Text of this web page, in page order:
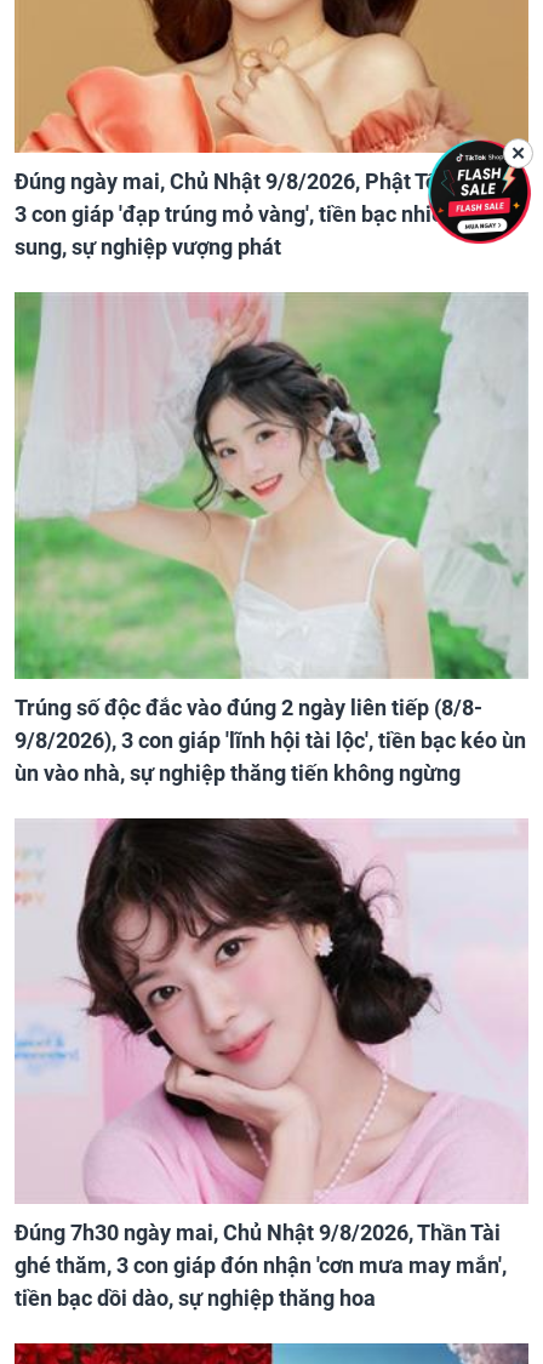
Đúng ngày mai, Chủ Nhật 9/8/2026, Phật Tổ che chở
3 con giáp 'đạp trúng mỏ vàng', tiền bạc nhiều như lá
sung, sự nghiệp vượng phát
Trúng số độc đắc vào đúng 2 ngày liên tiếp (8/8-
9/8/2026), 3 con giáp 'lĩnh hội tài lộc', tiền bạc kéo ùn
ùn vào nhà, sự nghiệp thăng tiến không ngừng
Đúng 7h30 ngày mai, Chủ Nhật 9/8/2026, Thần Tài
ghé thăm, 3 con giáp đón nhận 'cơn mưa may mắn',
tiền bạc dồi dào, sự nghiệp thăng hoa
✕